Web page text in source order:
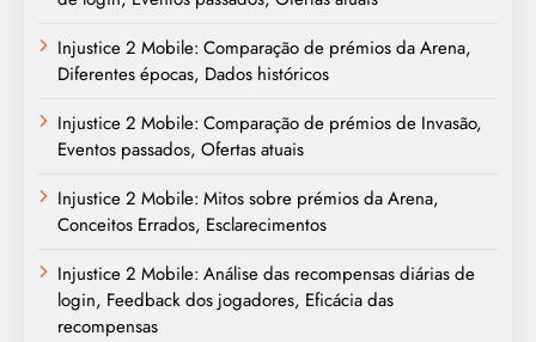
Injustice 2 Mobile: Comparação de prémios da Arena,
Diferentes épocas, Dados históricos
Injustice 2 Mobile: Comparação de prémios de Invasão,
Eventos passados, Ofertas atuais
Injustice 2 Mobile: Mitos sobre prémios da Arena,
Conceitos Errados, Esclarecimentos
Injustice 2 Mobile: Análise das recompensas diárias de
login, Feedback dos jogadores, Eficácia das
recompensas